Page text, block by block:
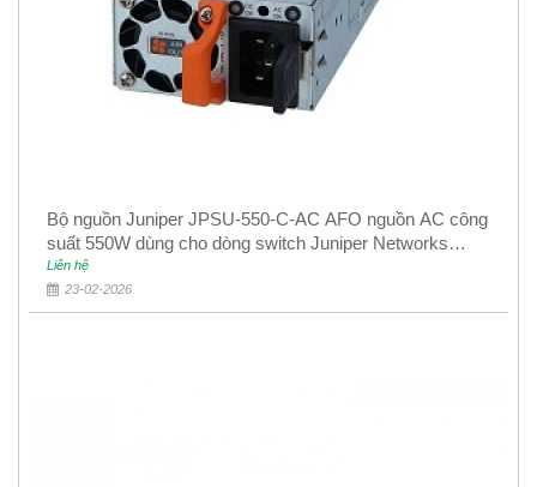
Bộ nguồn Juniper JPSU-550-C-AC AFO nguồn AC công
suất 550W dùng cho dòng switch Juniper Networks
EX4400
Liên hệ
23-02-2026